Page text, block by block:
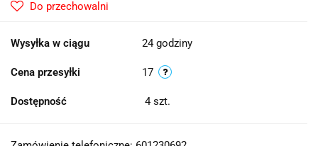
Do przechowalni
Wysyłka w ciągu 24 godziny
Cena przesyłki 17
Dostępność 4 szt.